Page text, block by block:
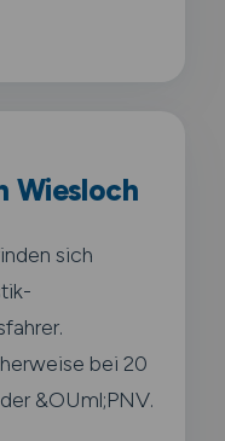
Wiesloch
sich
bei 20
&OUml;PNV.